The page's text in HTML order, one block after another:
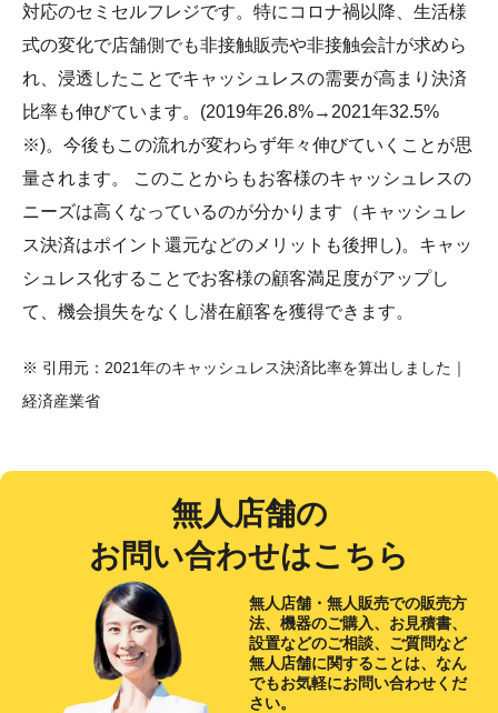
対応のセミセルフレジです。特にコロナ禍以降、生活様
式の変化で店舗側でも非接触販売や非接触会計が求めら
れ、浸透したことでキャッシュレスの需要が高まり決済
比率も伸びています。(2019年26.8%→2021年32.5%
※)。今後もこの流れが変わらず年々伸びていくことが思
量されます。 このことからもお客様のキャッシュレスの
ニーズは高くなっているのが分かります（キャッシュレ
ス決済はポイント還元などのメリットも後押し)。キャッ
シュレス化することでお客様の顧客満足度がアップし
て、機会損失をなくし潜在顧客を獲得できます。
※ 引用元：2021年のキャッシュレス決済比率を算出しました｜
経済産業省
無人店舗の
お問い合わせはこちら
無人店舗・無人販売での販売方
法、機器のご購入、お見積書、
設置などのご相談、ご質問など
無人店舗に関することは、なん
でもお気軽にお問い合わせくだ
さい。